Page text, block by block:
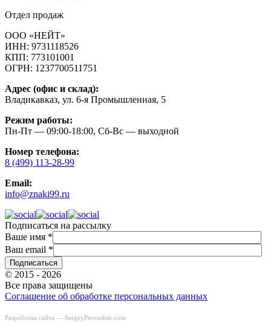
Отдел продаж
ООО «НЕЙТ»
ИНН: 9731118526
КПП: 773101001
ОГРН: 1237700511751
Адрес (офис и склад):
Владикавказ, ул. 6-я Промышленная, 5
Режим работы:
Пн-Пт — 09:00-18:00, Сб-Вс — выходной
Номер телефона:
8 (499) 113-28-99
Email:
info@znaki99.ru
Подписаться на рассылку
Ваше имя *
Ваш email *
© 2015 - 2026
Все права защищены
Соглашение об обработке персональных данных
Разработка сайта — SergeyPervushin.com